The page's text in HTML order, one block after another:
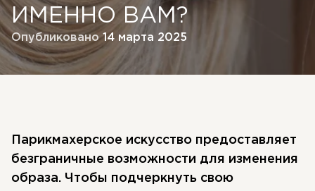
ИМЕННО ВАМ?
Опубликовано14 марта 2025
Парикмахерское искусство предоставляет
безграничные возможности для изменения
образа. Чтобы подчеркнуть свою